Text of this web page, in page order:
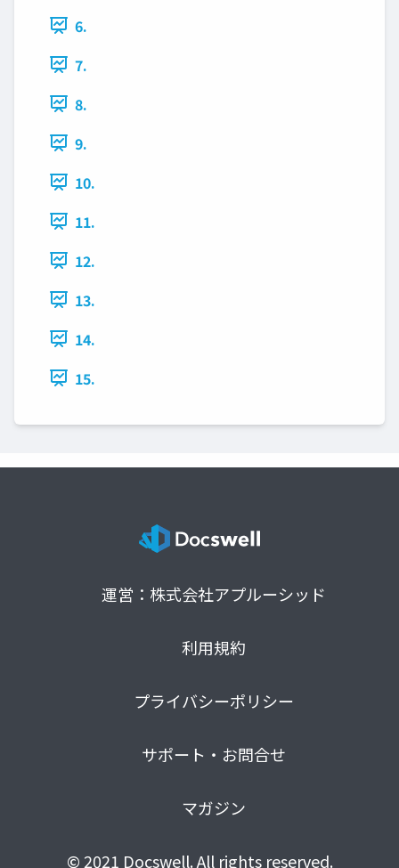
6.
7.
8.
9.
10.
11.
12.
13.
14.
15.
運営：株式会社アプルーシッド
利用規約
プライバシーポリシー
サポート・お問合せ
マガジン
© 2021 Docswell. All rights reserved.